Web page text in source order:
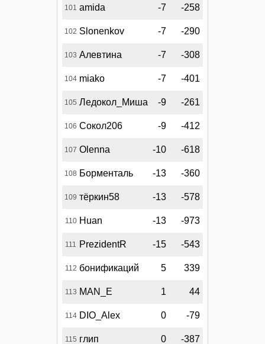
101 amida -7 -258
102 Slonenkov -7 -290
103 Алевтина -7 -308
104 miako -7 -401
105 Ледокол_Миша -9 -261
106 Сокол206 -9 -412
107 Olenna -10 -618
108 Борменталь -13 -360
109 тёркин58 -13 -578
110 Huan -13 -973
111 PrezidentR -15 -543
112 бонификаций 5 339
113 MAN_E 1 44
114 DIO_Alex 0 -79
115 глип 0 -387